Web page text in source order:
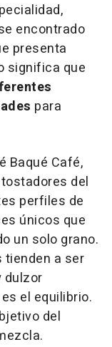
encontrado
presenta
significa que
para
Baqué Café,
del
perfiles de
únicos que
un solo grano.
tienden a ser
dulzor
el equilibrio.
del